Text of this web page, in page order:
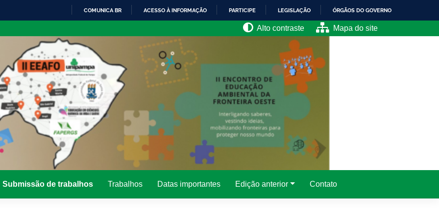
CONTEÚDO
COMUNICA BR ACESSO À INFORMAÇÃO PARTICIPE LEGISLAÇÃO ÓRGÃOS DO GOVERNO
Alto contraste Mapa do site
Submissão de trabalhos Trabalhos Datas importantes Edição anterior Contato